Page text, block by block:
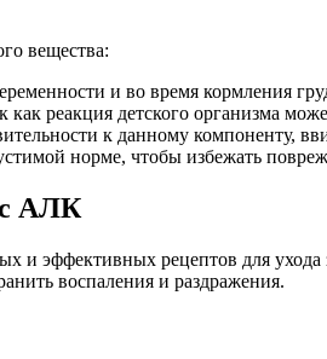
вещества:
и во время кормления
как реакция детского организма
к данному компоненту,
норме, чтобы избежать
АЛК
и эффективных рецептов для
воспаления и раздражения.